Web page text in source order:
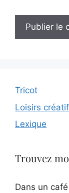
Tricot
Loisirs
Lexique
Trouvez
Dans un